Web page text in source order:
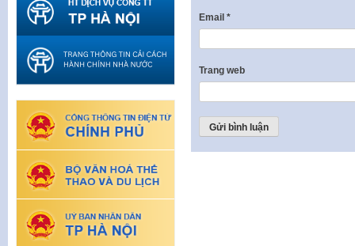
Email *
Trang web